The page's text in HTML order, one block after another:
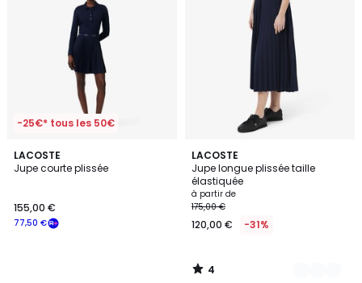
-25€* tous les 50€
LACOSTE
Jupe courte plissée
77,50 €
155,00 €
LACOSTE
Jupe longue plissée taille
élastiquée
à partir de
175,00 €
120,00 € -31%
4
/
5
3
Couleurs
4
/